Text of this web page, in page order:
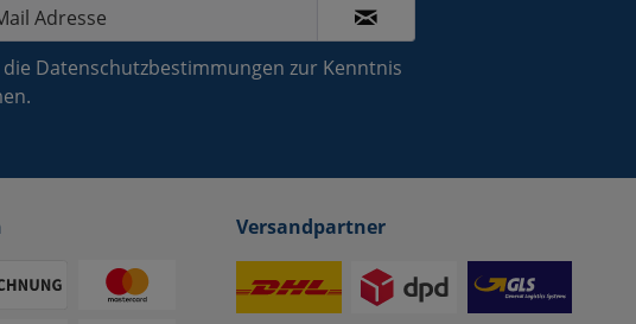
Datenschutzbestimmungen zur Kenntnis
Versandpartner